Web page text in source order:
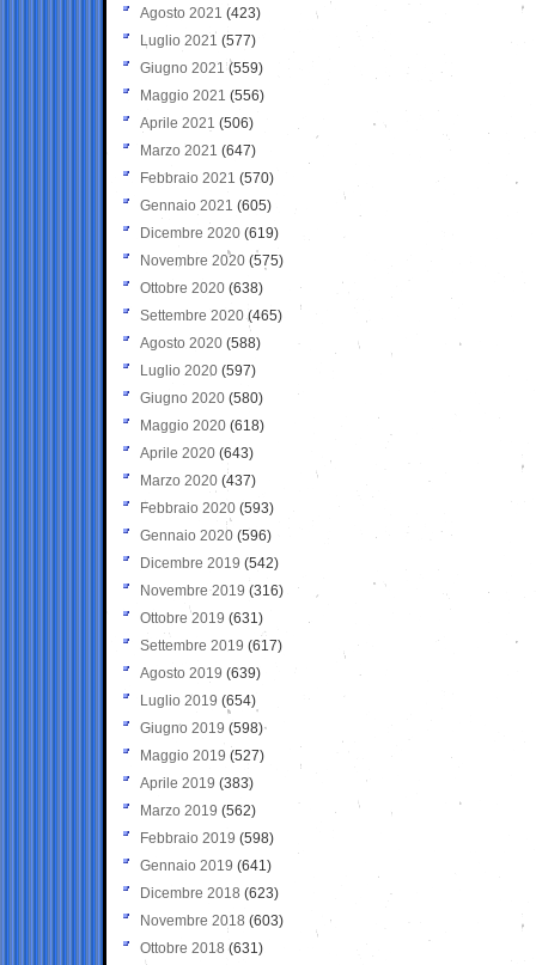
Agosto 2021 (423)
Luglio 2021 (577)
Giugno 2021(559)
Maggio 2021 (556)
Aprile 2021 (506)
Marzo 2021 (647)
Febbraio 2021 (570)
Gennaio 2021 (605)
Dicembre 2020 (619)
Novembre 2020 (575)
Ottobre 2020 (638)
Settembre 2020(465)
Agosto 2020 (588)
Luglio 2020 (597)
Giugno 2020 (580)
Maggio 2020 (618)
Aprile 2020 (643)
Marzo 2020 (437)
Febbraio 2020 (593)
Gennaio 2020 (596)
Dicembre 2019 (542)
Novembre 2019 (316)
Ottobre 2019 (631)
Settembre 2019 (617)
Agosto 2019 (639)
Luglio 2019 (654)
Giugno 2019 (598)
Maggio 2019 (527)
Aprile 2019 (383)
Marzo 2019 (562)
Febbraio 2019 (598)
Gennaio 2019 (641)
Dicembre 2018 (623)
Novembre 2018 (603)
Ottobre 2018 (631)